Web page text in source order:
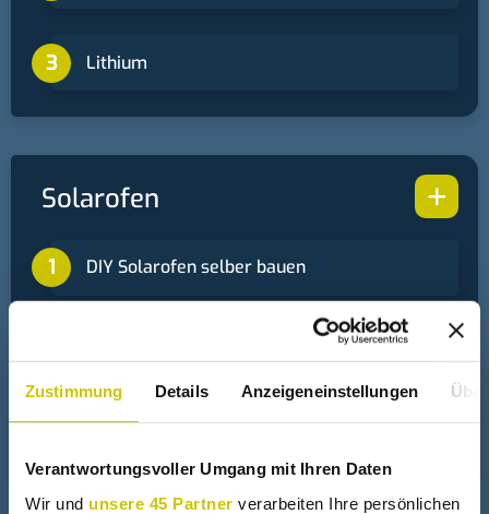
Zustimmung Details Anzeigeneinstellungen
Verantwortungsvoller Umgang mit Ihren Daten
Wir und unsere 45 Partner verarbeiten Ihre persönlichen
Lithium
+
Solarofen
DIY Solarofen selber bauen
Solarofen für Simbabwe